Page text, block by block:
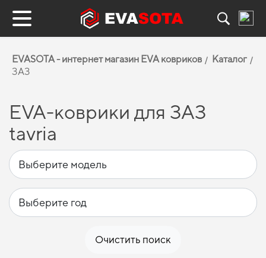
EVASOTA - интернет магазин EVA ковриков
Каталог
ЗАЗ
EVA-коврики для ЗАЗ
tavria
Очистить поиск